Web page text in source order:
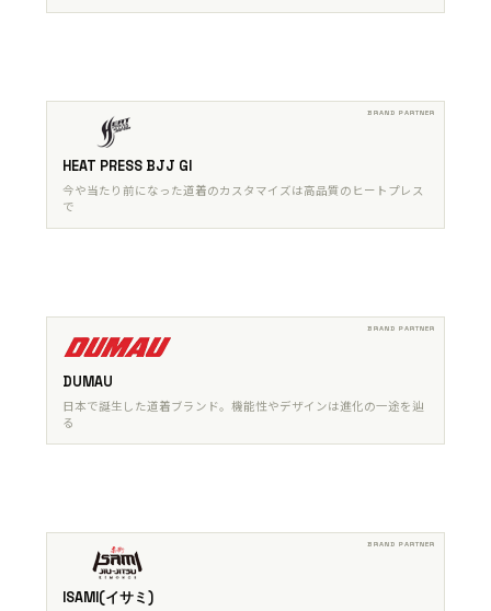
HEAT PRESS BJJ GI
今や当たり前になった道着のカスタマイズは高品質のヒートプレス
で
DUMAU
日本で誕生した道着ブランド。機能性やデザインは進化の一途を辿
る
ISAMI(イサミ)